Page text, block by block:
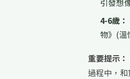
引發想
4-6歲：
物》(溫
重要提示：
過程中，